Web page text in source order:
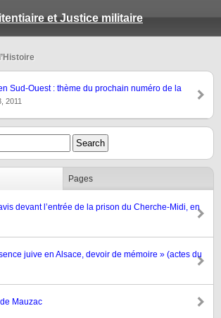
et Justice militaire
Sud-Ouest : thème du prochain numéro de la
2011
Pages
devant l’entrée de la prison du Cherche-Midi, en
juive en Alsace, devoir de mémoire » (actes du
Mauzac